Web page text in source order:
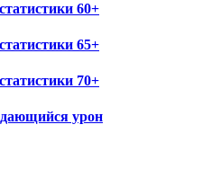
60+
65+
70+
урон